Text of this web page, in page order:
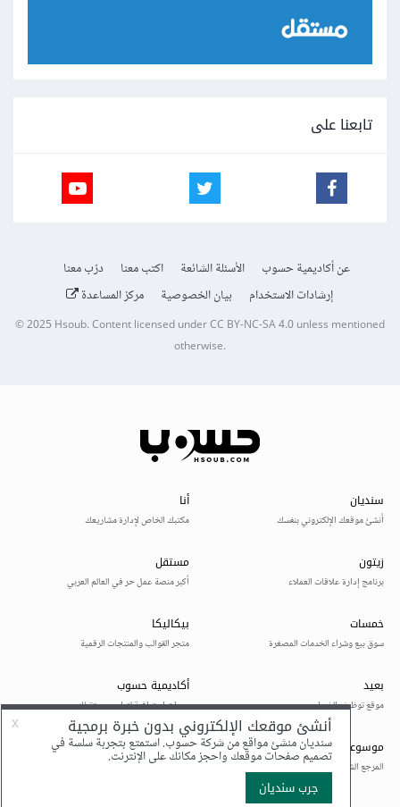
تابعنا على
عن أكاديمية حسوب الأسئلة الشائعة اكتب معنا
درّب معنا
إرشادات الاستخدام
بيان الخصوصية مركز المساعدة
© 2025Hsoub.Content licensed underCC BY-NC-SA 4.0unless mentioned
otherwise.